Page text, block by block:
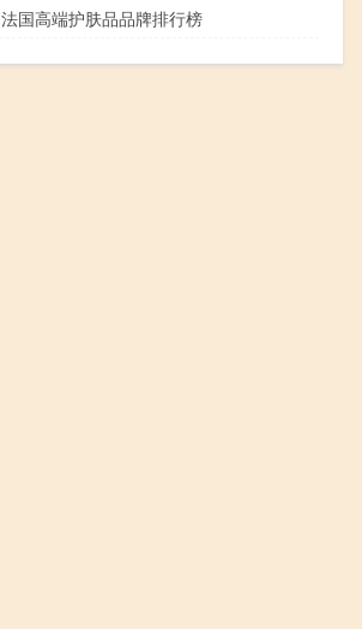
法国高端护肤品品牌排行榜